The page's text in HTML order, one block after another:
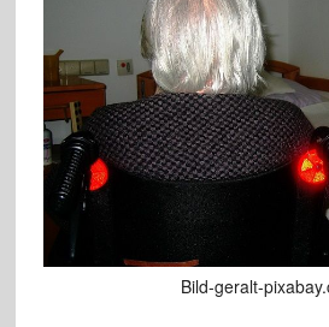
Bild-geralt-